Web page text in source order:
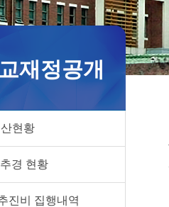
재정공개
산현황
경 현황
진비 집행내역